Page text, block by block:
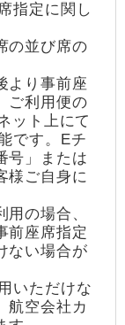
指定に関し
の並び席の
より事前座
ご利用便の
ット上にて
です。Eチ
号」または
様ご自身に
の場合、
前座席指定
ない場合が
いただけな
航空会社カ